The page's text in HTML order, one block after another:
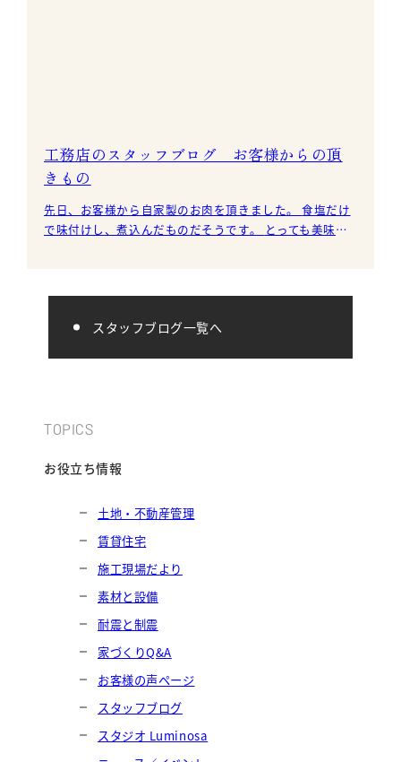
工務店のスタッフブログ お客様からの頂
きもの
先日、お客様から自家製のお肉を頂きました。 食塩だけ
で味付けし、煮込んだものだそうです。 とっても美味し
スタッフブログ一覧へ
TOPICS
お役立ち情報
土地・不動産管理
賃貸住宅
施工現場だより
素材と設備
耐震と制震
家づくりQ&A
お客様の声ページ
スタッフブログ
スタジオ Luminosa